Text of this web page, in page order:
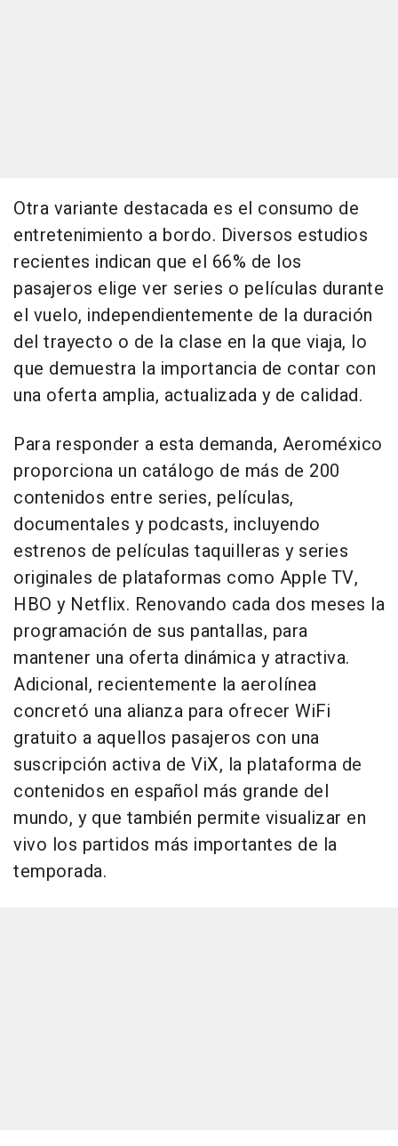
Otra variante destacada es el consumo de
entretenimiento a bordo. Diversos estudios
recientes indican que el 66% de los
pasajeros elige ver series o películas durante
el vuelo, independientemente de la duración
del trayecto o de la clase en la que viaja, lo
que demuestra la importancia de contar con
una oferta amplia, actualizada y de calidad.
Para responder a esta demanda, Aeroméxico
proporciona un catálogo de más de 200
contenidos entre series, películas,
documentales y podcasts, incluyendo
estrenos de películas taquilleras y series
originales de plataformas como Apple TV,
HBO y Netflix. Renovando cada dos meses la
programación de sus pantallas, para
mantener una oferta dinámica y atractiva.
Adicional, recientemente la aerolínea
concretó una alianza para ofrecer WiFi
gratuito a aquellos pasajeros con una
suscripción activa de ViX, la plataforma de
contenidos en español más grande del
mundo, y que también permite visualizar en
vivo los partidos más importantes de la
temporada.